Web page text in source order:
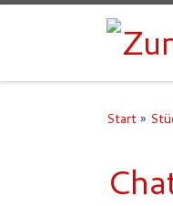
Start»